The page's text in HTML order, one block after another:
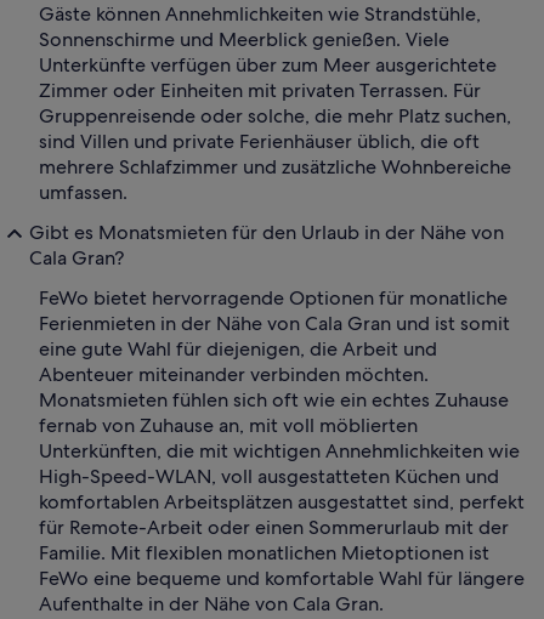
Gäste können Annehmlichkeiten wie Strandstühle,
Sonnenschirme und Meerblick genießen. Viele
Unterkünfte verfügen über zum Meer ausgerichtete
Zimmer oder Einheiten mit privaten Terrassen. Für
Gruppenreisende oder solche, die mehr Platz suchen,
sind Villen und private Ferienhäuser üblich, die oft
mehrere Schlafzimmer und zusätzliche Wohnbereiche
umfassen.
Gibt es Monatsmieten für den Urlaub in der Nähe von
Cala Gran?
FeWo bietet hervorragende Optionen für monatliche
Ferienmieten in der Nähe von Cala Gran und ist somit
eine gute Wahl für diejenigen, die Arbeit und
Abenteuer miteinander verbinden möchten.
Monatsmieten fühlen sich oft wie ein echtes Zuhause
fernab von Zuhause an, mit voll möblierten
Unterkünften, die mit wichtigen Annehmlichkeiten wie
High-Speed-WLAN, voll ausgestatteten Küchen und
komfortablen Arbeitsplätzen ausgestattet sind, perfekt
für Remote-Arbeit oder einen Sommerurlaub mit der
Familie. Mit flexiblen monatlichen Mietoptionen ist
FeWo eine bequeme und komfortable Wahl für längere
Aufenthalte in der Nähe von Cala Gran.